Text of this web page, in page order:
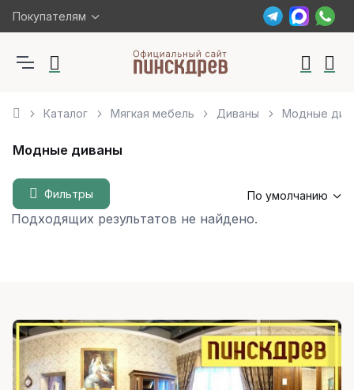
Покупателям
Каталог Мягкая мебель Диваны Модные
Модные диваны
Фильтры По умолчанию
Подходящих результатов не найдено.